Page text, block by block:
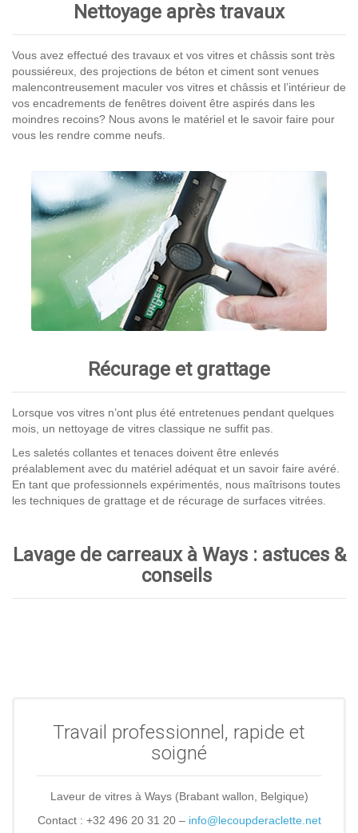
Nettoyage après travaux
Vous avez effectué des travaux et vos vitres et châssis sont très
poussiéreux, des projections de béton et ciment sont venues
malencontreusement maculer vos vitres et châssis et l’intérieur de
vos encadrements de fenêtres doivent être aspirés dans les
moindres recoins? Nous avons le matériel et le savoir faire pour
vous les rendre comme neufs.
Récurage et grattage
Lorsque vos vitres n’ont plus été entretenues pendant quelques
mois, un nettoyage de vitres classique ne suffit pas.
Les saletés collantes et tenaces doivent être enlevés
préalablement avec du matériel adéquat et un savoir faire avéré.
En tant que professionnels expérimentés, nous maîtrisons toutes
les techniques de grattage et de récurage de surfaces vitrées.
Lavage de carreaux à Ways : astuces &
conseils
Travail professionnel, rapide et
soigné
Laveur de vitres à Ways (Brabant wallon, Belgique)
Contact : +32 496 20 31 20 – info@lecoupderaclette.net